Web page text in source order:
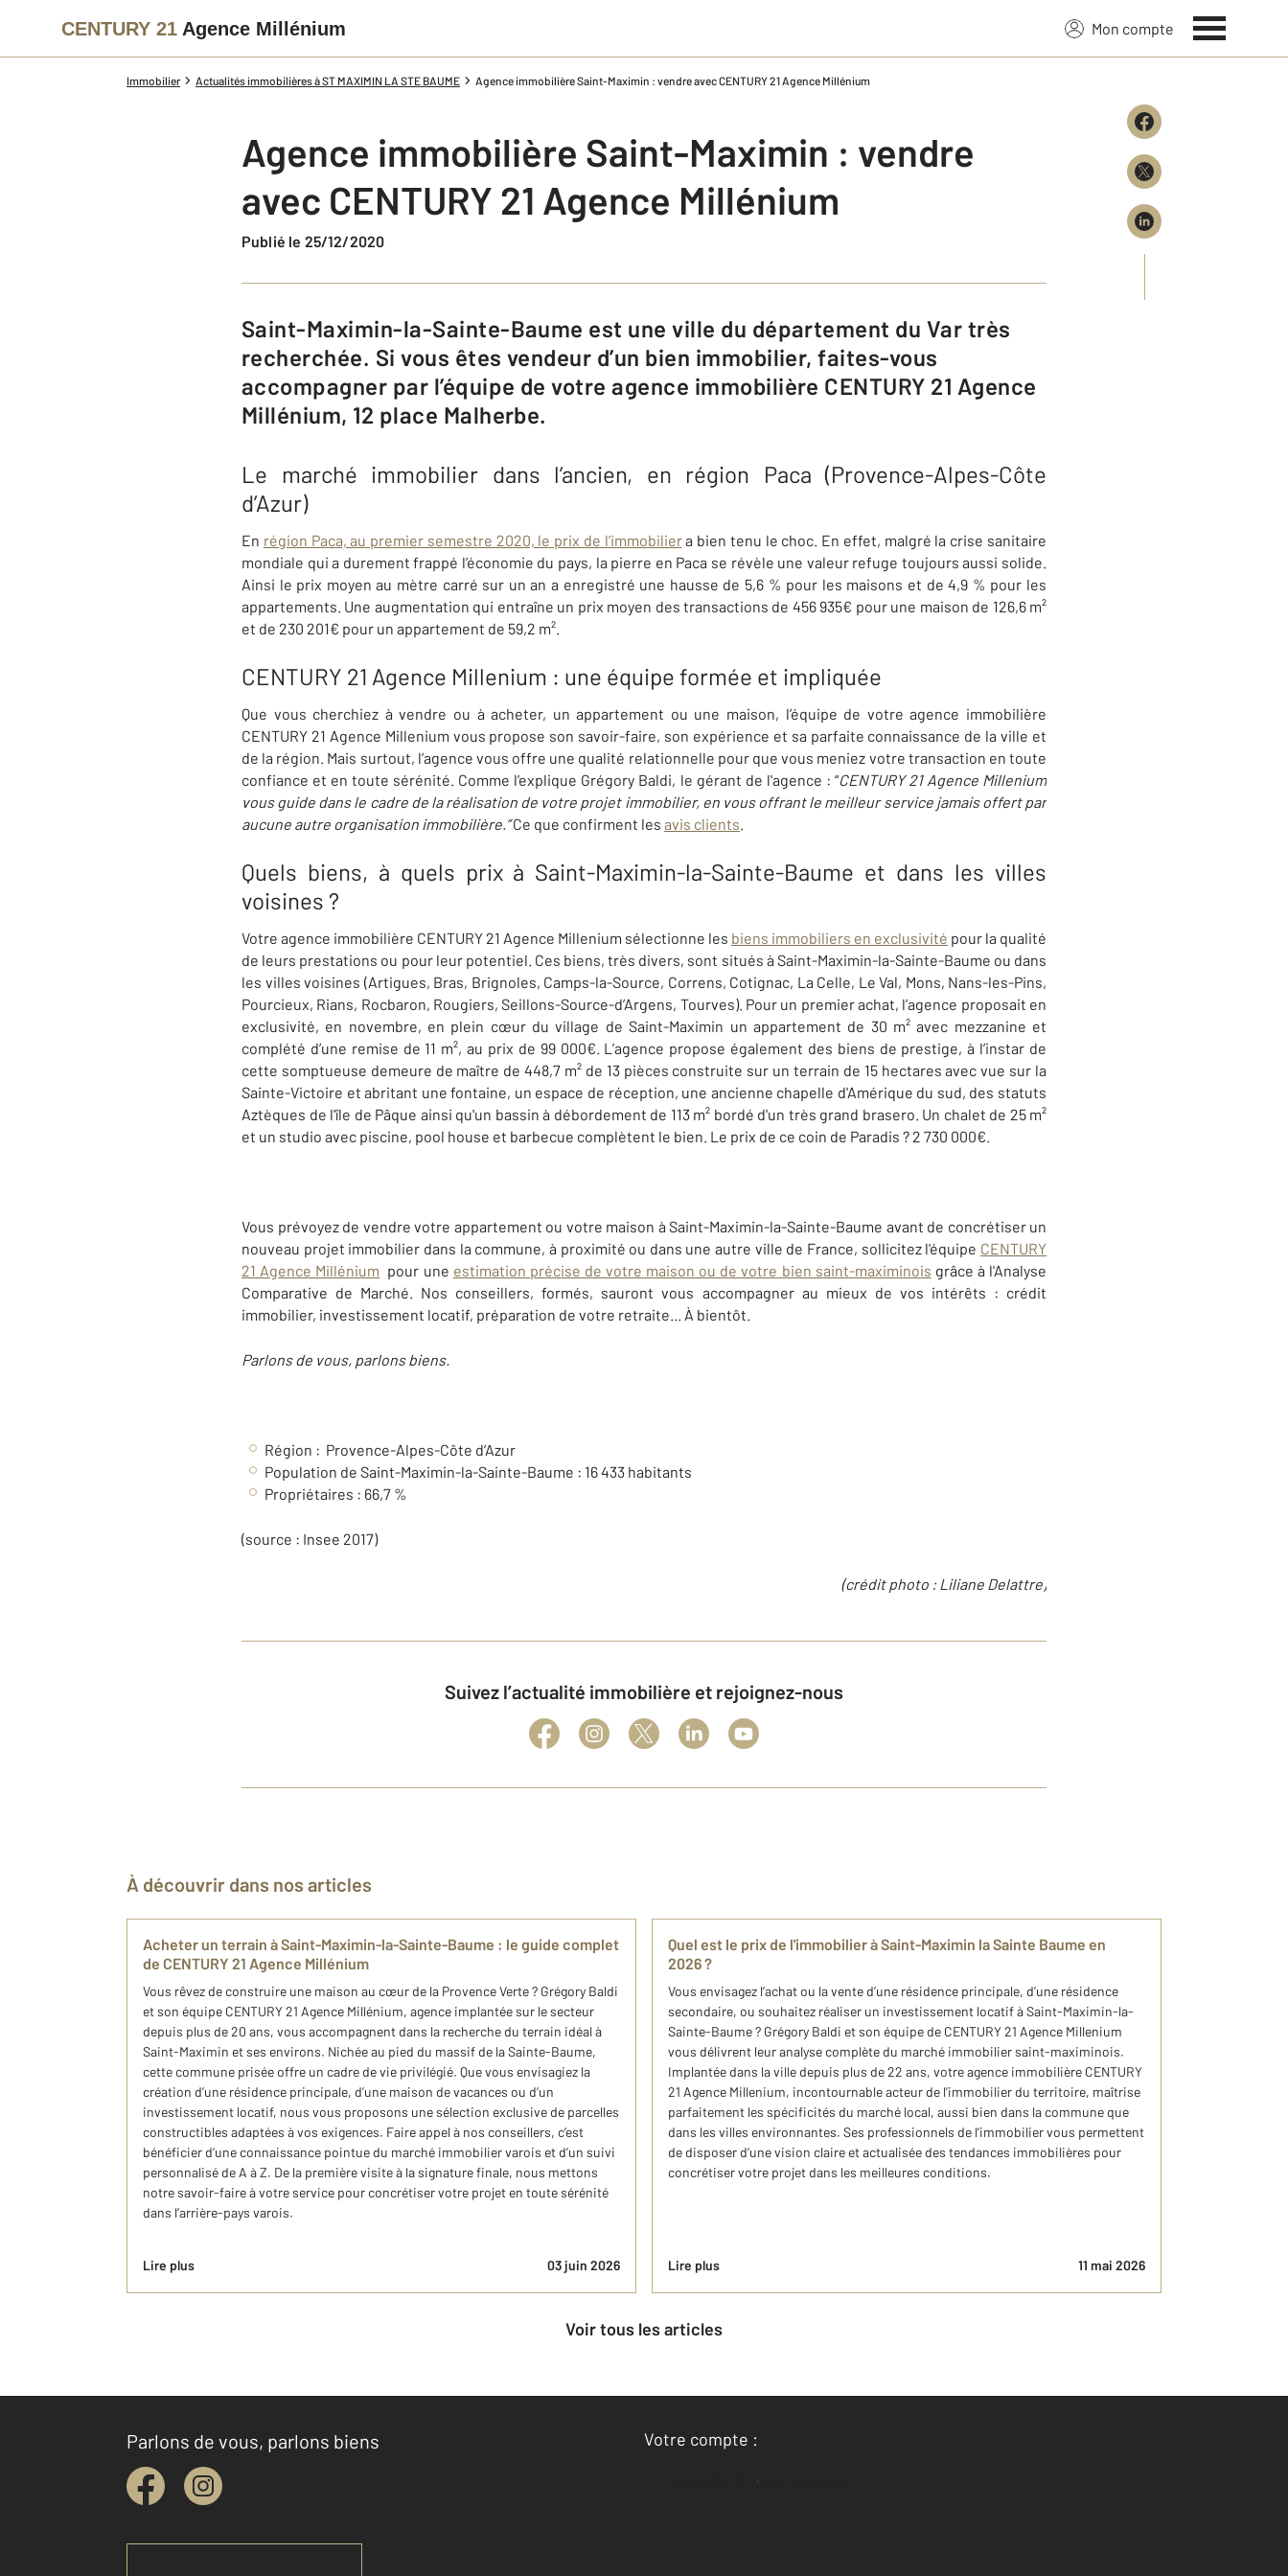
CENTURY 21 Agence Millénium Mon compte
Immobilier Actualités immobilières à ST MAXIMIN LA STE BAUME Agence immobilière Saint-Maximin : vendre avec CENTURY 21 Agence Millénium
Agence immobilière Saint-Maximin : vendre
avec CENTURY 21 Agence Millénium
Publié le 25/12/2020
Saint-Maximin-la-Sainte-Baume est une ville du département du Var très
recherchée. Si vous êtes vendeur d’un bien immobilier, faites-vous
accompagner par l’équipe de votre agence immobilière CENTURY 21 Agence
Millénium, 12 place Malherbe.
Le marché immobilier dans l’ancien, en région Paca (Provence-Alpes-Côte
d’Azur)
En région Paca, au premier semestre 2020, le prix de l'immobiliera bien tenu le choc. En effet, malgré la crise sanitaire
mondiale qui a durement frappé l’économie du pays, la pierre en Paca se révèle une valeur refuge toujours aussi solide.
Ainsi le prix moyen au mètre carré sur un an a enregistré une hausse de 5,6 % pour les maisons et de 4,9 % pour les
appartements. Une augmentation qui entraîne un prix moyen des transactions de 456 935€ pour une maison de 126,6 m²
et de 230 201€ pour un appartement de 59,2 m².
CENTURY 21 Agence Millenium : une équipe formée et impliquée
Que vous cherchiez à vendre ou à acheter, un appartement ou une maison, l’équipe de votre agence immobilière
CENTURY 21 Agence Millenium vous propose son savoir-faire, son expérience et sa parfaite connaissance de la ville et
de la région. Mais surtout, l’agence vous offre une qualité relationnelle pour que vous meniez votre transaction en toute
confiance et en toute sérénité. Comme l’explique Grégory Baldi, le gérant de l'agence : “CENTURY 21 Agence Millenium
vous guide dans le cadre de la réalisation de votre projet immobilier, en vous offrant le meilleur service jamais offert par
aucune autre organisation immobilière.”Ce que confirment les avis clients.
Quels biens, à quels prix à Saint-Maximin-la-Sainte-Baume et dans les villes
voisines ?
Votre agence immobilière CENTURY 21 Agence Millenium sélectionne les biens immobiliers en exclusivité pour la qualité
de leurs prestations ou pour leur potentiel. Ces biens, très divers, sont situés à Saint-Maximin-la-Sainte-Baume ou dans
les villes voisines (Artigues, Bras, Brignoles, Camps-la-Source, Correns, Cotignac, La Celle, Le Val, Mons, Nans-les-Pins,
Pourcieux, Rians, Rocbaron, Rougiers, Seillons-Source-d’Argens, Tourves). Pour un premier achat, l’agence proposait en
exclusivité, en novembre, en plein cœur du village deSaint-Maximin un appartement de 30 m² avec mezzanine et
complété d’une remise de 11 m², au prix de 99 000€. L’agence propose également des biens de prestige, à l’instar de
cette somptueuse demeure de maître de 448,7 m² de 13 pièces construite sur un terrain de 15 hectares avec vue sur la
Sainte-Victoire et abritant une fontaine, un espace de réception, une ancienne chapelle d'Amérique du sud, des statuts
Aztèques de l'île de Pâque ainsi qu'un bassin à débordement de 113 m² bordé d'un très grand brasero. Un chalet de 25 m²
et un studio avec piscine, pool house et barbecue complètent le bien. Le prix de ce coin de Paradis ? 2 730 000€.
Vous prévoyez de vendre votre appartement ou votre maison à Saint-Maximin-la-Sainte-Baume avant de concrétiser un
nouveau projet immobilier dans la commune, à proximité ou dans une autre ville de France, sollicitez l'équipe CENTURY
21 Agence Millénium pour une estimation précise de votre maison ou de votre bien saint-maximinois grâce à l'Analyse
Comparative de Marché. Nos conseillers, formés, sauront vous accompagner au mieux de vos intérêts : crédit
immobilier, investissement locatif, préparation de votre retraite... À bientôt.
Parlons de vous, parlons biens.
Région : Provence-Alpes-Côte d’Azur
Population de Saint-Maximin-la-Sainte-Baume : 16 433 habitants
Propriétaires : 66,7 %
(source : Insee 2017)
(crédit photo :Liliane Delattre)
Suivez l’actualité immobilière et rejoignez-nous
À découvrir dans nos articles
Acheter un terrain à Saint-Maximin-la-Sainte-Baume : le guide complet
de CENTURY 21 Agence Millénium
Vous rêvez de construire une maison au cœur de la Provence Verte ? Grégory Baldi
et son équipe CENTURY 21 Agence Millénium, agence implantée sur le secteur
depuis plus de 20 ans, vous accompagnent dans la recherche du terrain idéal à
Saint-Maximin et ses environs. Nichée au pied du massif de la Sainte-Baume,
cette commune prisée offre un cadre de vie privilégié. Que vous envisagiez la
création d’une résidence principale, d’une maison de vacances ou d’un
investissement locatif, nous vous proposons une sélection exclusive de parcelles
constructibles adaptées à vos exigences. Faire appel à nos conseillers, c’est
bénéficier d’une connaissance pointue du marché immobilier varois et d’un suivi
personnalisé de A à Z. De la première visite à la signature finale, nous mettons
notre savoir-faire à votre service pour concrétiser votre projet en toute sérénité
dans l’arrière-pays varois.
Lire plus 03 juin 2026
Quel est le prix de l'immobilier à Saint-Maximin la Sainte Baume en
2026 ?
Vous envisagez l’achat ou la vente d’une résidence principale, d’une résidence
secondaire, ou souhaitez réaliser un investissement locatif à Saint-Maximin-la-
Sainte-Baume ? Grégory Baldi et son équipe de CENTURY 21 Agence Millenium
vous délivrent leur analyse complète du marché immobilier saint-maximinois.
Implantée dans la ville depuis plus de 22 ans, votre agence immobilière CENTURY
21 Agence Millenium, incontournable acteur de l’immobilier du territoire, maîtrise
parfaitement les spécificités du marché local, aussi bien dans la commune que
dans les villes environnantes. Ses professionnels de l’immobilier vous permettent
de disposer d’une vision claire et actualisée des tendances immobilières pour
concrétiser votre projet dans les meilleures conditions.
Lire plus 11 mai 2026
Voir tous les articles
Parlons de vous, parlons biens
Votre compte :
Accéder à mon compte